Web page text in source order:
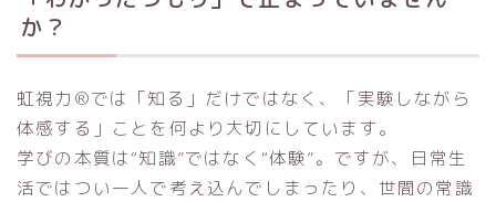
か？
虹視力®では「知る」だけではなく、「実験しながら
体感する」ことを何より大切にしています。
学びの本質は“知識”ではなく“体験”。ですが、日常生
活ではつい一人で考え込んでしまったり、世間の常識